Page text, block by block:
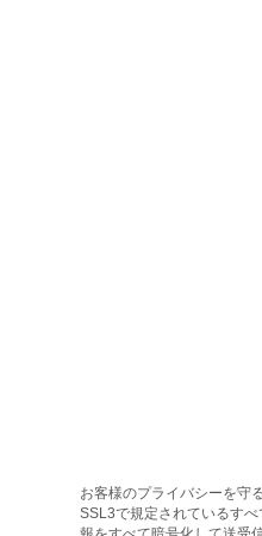
お客様のプライバシーを守
SSL3で規定されているす